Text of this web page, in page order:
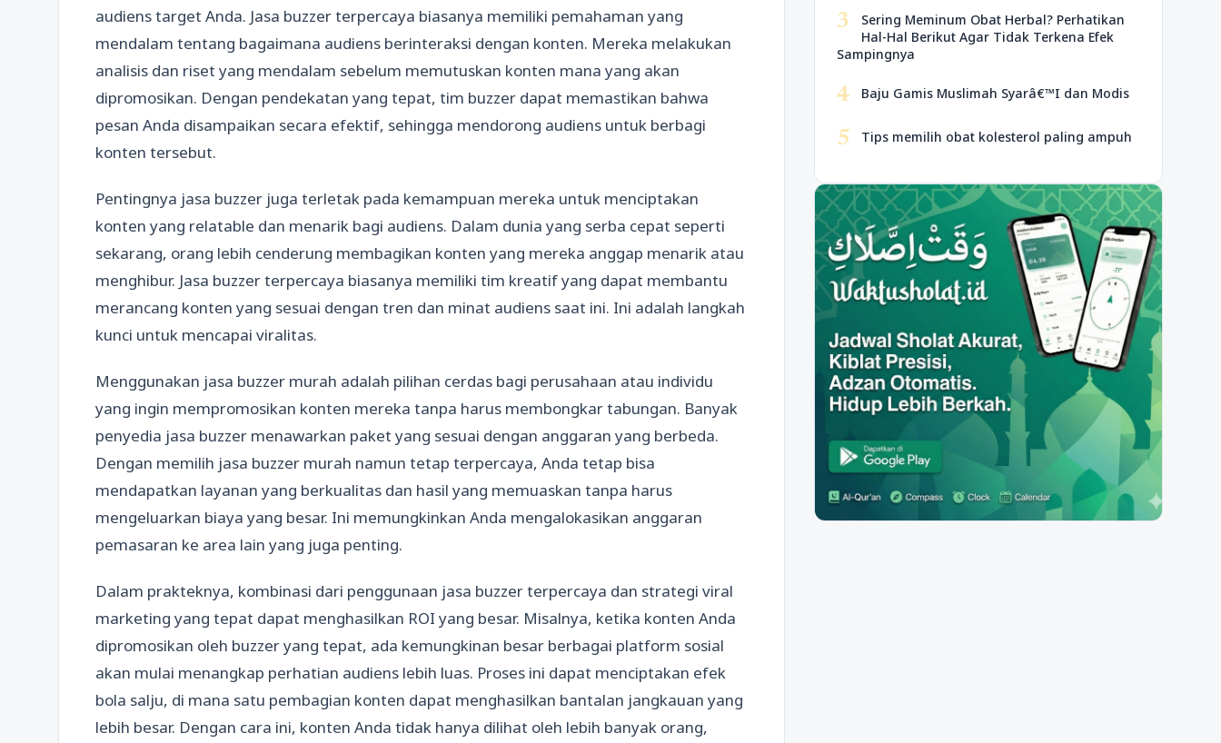
audiens target Anda. Jasa buzzer terpercaya biasanya memiliki pemahaman yang
mendalam tentang bagaimana audiens berinteraksi dengan konten. Mereka melakukan
analisis dan riset yang mendalam sebelum memutuskan konten mana yang akan
dipromosikan. Dengan pendekatan yang tepat, tim buzzer dapat memastikan bahwa
pesan Anda disampaikan secara efektif, sehingga mendorong audiens untuk berbagi
konten tersebut.
Pentingnya jasa buzzer juga terletak pada kemampuan mereka untuk menciptakan
konten yang relatable dan menarik bagi audiens. Dalam dunia yang serba cepat seperti
sekarang, orang lebih cenderung membagikan konten yang mereka anggap menarik atau
menghibur. Jasa buzzer terpercaya biasanya memiliki tim kreatif yang dapat membantu
merancang konten yang sesuai dengan tren dan minat audiens saat ini. Ini adalah langkah
kunci untuk mencapai viralitas.
Menggunakan jasa buzzer murah adalah pilihan cerdas bagi perusahaan atau individu
yang ingin mempromosikan konten mereka tanpa harus membongkar tabungan. Banyak
penyedia jasa buzzer menawarkan paket yang sesuai dengan anggaran yang berbeda.
Dengan memilih jasa buzzer murah namun tetap terpercaya, Anda tetap bisa
mendapatkan layanan yang berkualitas dan hasil yang memuaskan tanpa harus
mengeluarkan biaya yang besar. Ini memungkinkan Anda mengalokasikan anggaran
pemasaran ke area lain yang juga penting.
Dalam prakteknya, kombinasi dari penggunaan jasa buzzer terpercaya dan strategi viral
marketing yang tepat dapat menghasilkan ROI yang besar. Misalnya, ketika konten Anda
dipromosikan oleh buzzer yang tepat, ada kemungkinan besar berbagai platform sosial
akan mulai menangkap perhatian audiens lebih luas. Proses ini dapat menciptakan efek
bola salju, di mana satu pembagian konten dapat menghasilkan bantalan jangkauan yang
lebih besar. Dengan cara ini, konten Anda tidak hanya dilihat oleh lebih banyak orang,
3
Sering Meminum Obat Herbal? Perhatikan
Hal-Hal Berikut Agar Tidak Terkena Efek
Sampingnya
4 Baju Gamis Muslimah Syarâ€™I dan Modis
5 Tips memilih obat kolesterol paling ampuh